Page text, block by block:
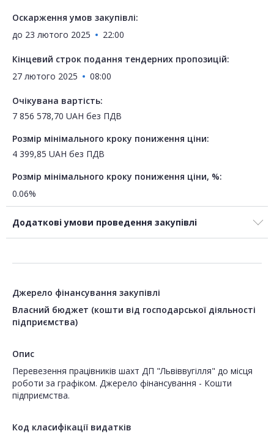
Оскарження умов закупівлі:
до 23 лютого 2025 22:00
Кінцевий строк подання тендерних пропозицій:
27 лютого 2025
08:00
Очікувана вартість:
7 856 578,70 UAH без ПДВ
Розмір мінімального кроку пониження ціни:
4 399,85 UAH без ПДВ
Розмір мінімального кроку пониження ціни, %:
0.06%
Додаткові умови проведення закупівлі
Джерело фінансування закупівлі
Власний бюджет (кошти від господарської діяльності
підприємства)
Опис
Перевезення працівників шахт ДП "Львіввугілля" до місця
роботи за графіком. Джерело фінансування - Кошти
підприємства.
Код класифікації видатків